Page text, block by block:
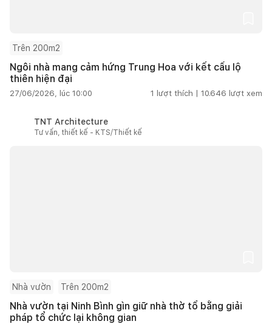
Trên 200m2
Ngôi nhà mang cảm hứng Trung Hoa với kết cấu lộ
thiên hiện đại
27/06/2026, lúc 10:00 1 lượt thích | 10.646 lượt xem
TNT Architecture
Tư vấn, thiết kế - KTS/Thiết kế
Nhà vườn Trên 200m2
Nhà vườn tại Ninh Bình gìn giữ nhà thờ tổ bằng giải
pháp tổ chức lại không gian